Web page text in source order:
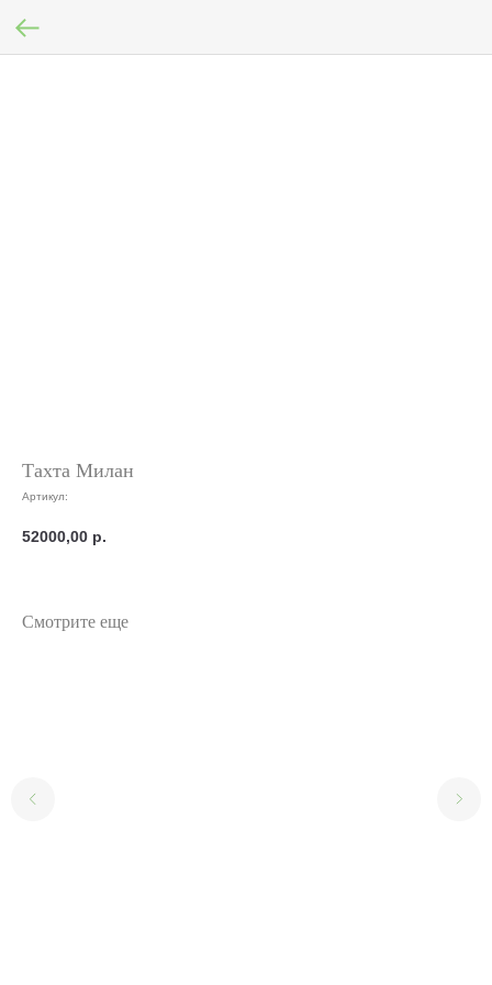
Тахта Милан
Артикул:
52000,00 р.
Смотрите еще